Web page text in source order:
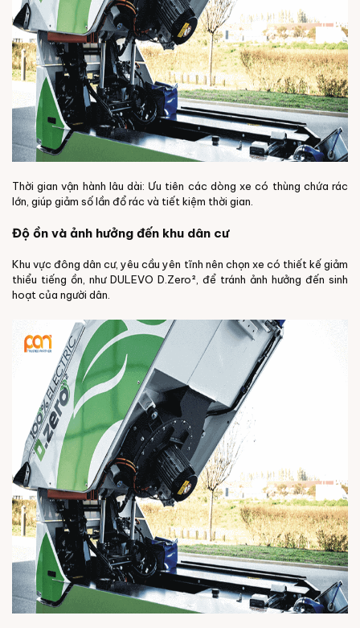
Thời gian vận hành lâu dài: Ưu tiên các dòng xe có thùng chứa rác
lớn, giúp giảm số lần đổ rác và tiết kiệm thời gian.
Độ ồn và ảnh hưởng đến khu dân cư
Khu vực đông dân cư, yêu cầu yên tĩnh nên chọn xe có thiết kế giảm
thiểu tiếng ồn, như DULEVO D.Zero², để tránh ảnh hưởng đến sinh
hoạt của người dân.